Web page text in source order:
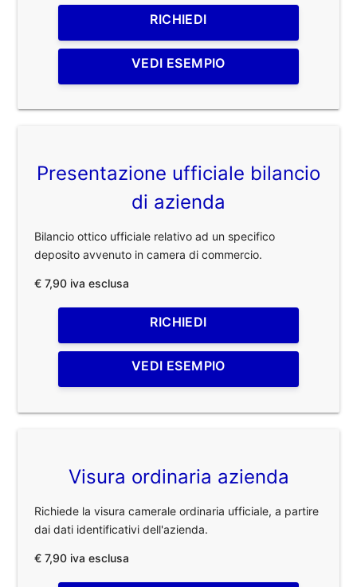
RICHIEDI
VEDI ESEMPIO
Presentazione ufficiale bilancio
di azienda
Bilancio ottico ufficiale relativo ad un specifico
deposito avvenuto in camera di commercio.
€ 7,90 iva esclusa
RICHIEDI
VEDI ESEMPIO
Visura ordinaria azienda
Richiede la visura camerale ordinaria ufficiale, a partire
dai dati identificativi dell'azienda.
€ 7,90 iva esclusa